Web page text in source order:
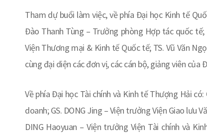
Tham dự buổi làm việc, về phía Đại học Kinh tế
Đào Thanh Tùng – Trưởng phòng Hợp tác quốc
Viện Thương mại & Kinh tế Quốc tế; TS. Vũ Văn
cùng đại diện các đơn vị, các cán bộ, giảng viên của
Về phía Đại học Tài chính và Kinh tế Thượng Hải có:
doanh; GS. DONG Jing – Viện trưởng Viện Giao lưu
DING Haoyuan – Viện trưởng Viện Tài chính và